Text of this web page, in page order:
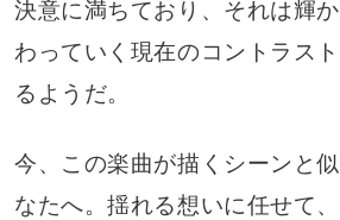
決意に満ちており、それは輝
わっていく現在のコントラス
るようだ。
今、この楽曲が描くシーンと
なたへ。揺れる想いに任せて、